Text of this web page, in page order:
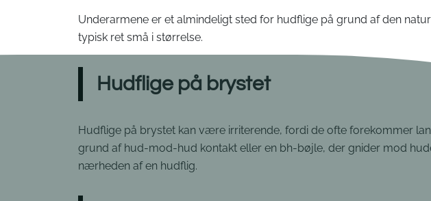
Underarmene er et almindeligt sted for hudflige på grund af den
typisk ret små i størrelse.
Hudflige på brystet
Hudflige på brystet kan være irriterende, fordi de ofte forekommer
grund af hud-mod-hud kontakt eller en bh-bøjle, der gnider mod
nærheden af en hudflig.